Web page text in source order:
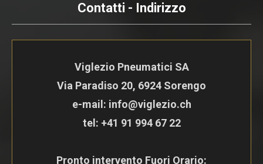
Contatti - Indirizzo
Viglezio Pneumatici SA
Via Paradiso 20, 6924 Sorengo
e-mail: info@viglezio.ch
tel: +41 91 994 67 22
Pronto intervento Fuori Orario: